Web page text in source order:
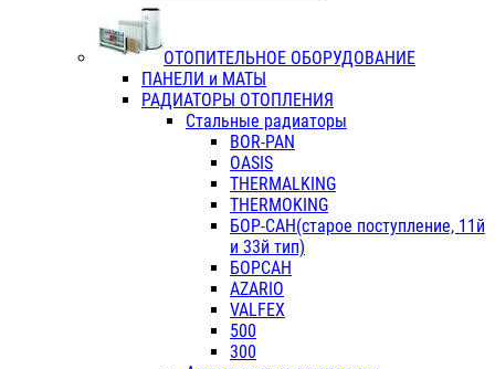
ОТОПИТЕЛЬНОЕ ОБОРУДОВАНИЕ
ПАНЕЛИ и МАТЫ
РАДИАТОРЫ ОТОПЛЕНИЯ
Стальные радиаторы
BOR-PAN
OASIS
THERMALKING
THERMOKING
БОР-САН(старое поступление, 11й
и 33й тип)
БОРСАН
AZARIO
VALFEX
500
300